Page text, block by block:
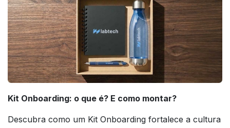
Kit Onboarding: o que é? E como montar?
Descubra como um Kit Onboarding fortalece a cultura